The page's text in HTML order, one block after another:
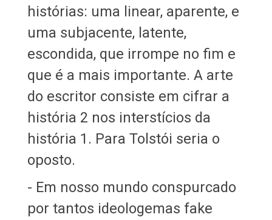
histórias: uma linear, aparente, e
uma subjacente, latente,
escondida, que irrompe no fim e
que é a mais importante. A arte
do escritor consiste em cifrar a
história 2 nos interstícios da
história 1. Para Tolstói seria o
oposto.
- Em nosso mundo conspurcado
por tantos ideologemas fake